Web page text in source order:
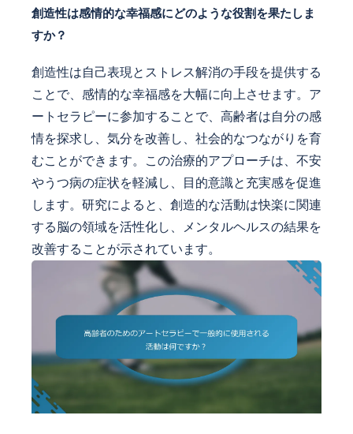
創造性は感情的な幸福感にどのような役割を果たしま
すか？
創造性は自己表現とストレス解消の手段を提供する
ことで、感情的な幸福感を大幅に向上させます。ア
ートセラピーに参加することで、高齢者は自分の感
情を探求し、気分を改善し、社会的なつながりを育
むことができます。この治療的アプローチは、不安
やうつ病の症状を軽減し、目的意識と充実感を促進
します。研究によると、創造的な活動は快楽に関連
する脳の領域を活性化し、メンタルヘルスの結果を
改善することが示されています。